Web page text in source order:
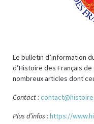
Le bulletin d’information
d’Histoire des Français
nombreux articles dont
Contact :
Plus d’infos :https://